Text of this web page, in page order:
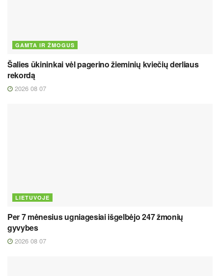
GAMTA IR ŽMOGUS
Šalies ūkininkai vėl pagerino žieminių kviečių derliaus
rekordą
2026 08 07
LIETUVOJE
Per 7 mėnesius ugniagesiai išgelbėjo 247 žmonių
gyvybes
2026 08 07